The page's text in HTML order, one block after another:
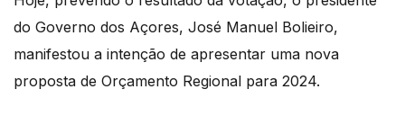
do Governo dos Açores, José Manuel Bolieiro,
manifestou a intenção de apresentar uma nova
proposta de Orçamento Regional para 2024.